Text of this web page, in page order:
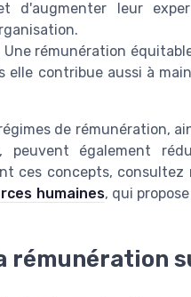
d'augmenter leur
Une rémunération
elle contribue aussi à
de rémunération,
peuvent également
ces concepts,
humaines, qui
rémunération